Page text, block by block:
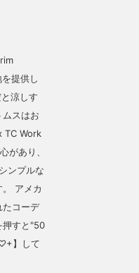
提供し
涼しす
スはお
TC Work
があり、
ンプルな
アメカ
たコーデ
押すと"50
】して